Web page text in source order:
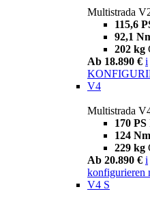
Multistrada
115,6
92,1
202 kg
Ab 18.890 € i
V4
Multistrada
170 PS
124 Nm
229 kg
Ab 20.890 € i
konfigurieren
V4 S